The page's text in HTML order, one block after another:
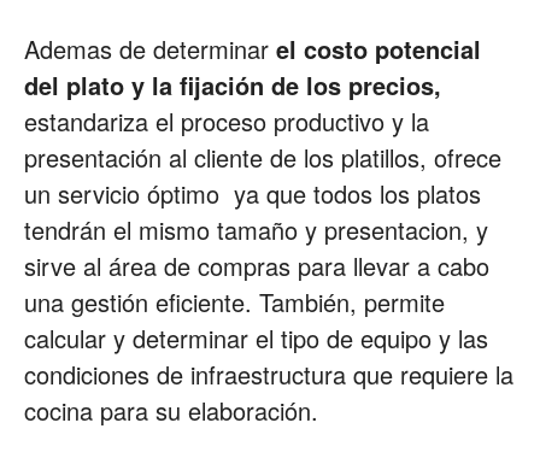
Ademas de determinar el costo potencial
del plato y la fijación de los precios,
estandariza el proceso productivo y la
presentación al cliente de los platillos, ofrece
un servicio óptimo ya que todos los platos
tendrán el mismo tamaño y presentacion, y
sirve al área de compras para llevar a cabo
una gestión eficiente. También, permite
calcular y determinar el tipo de equipo y las
condiciones de infraestructura que requiere la
cocina para su elaboración.